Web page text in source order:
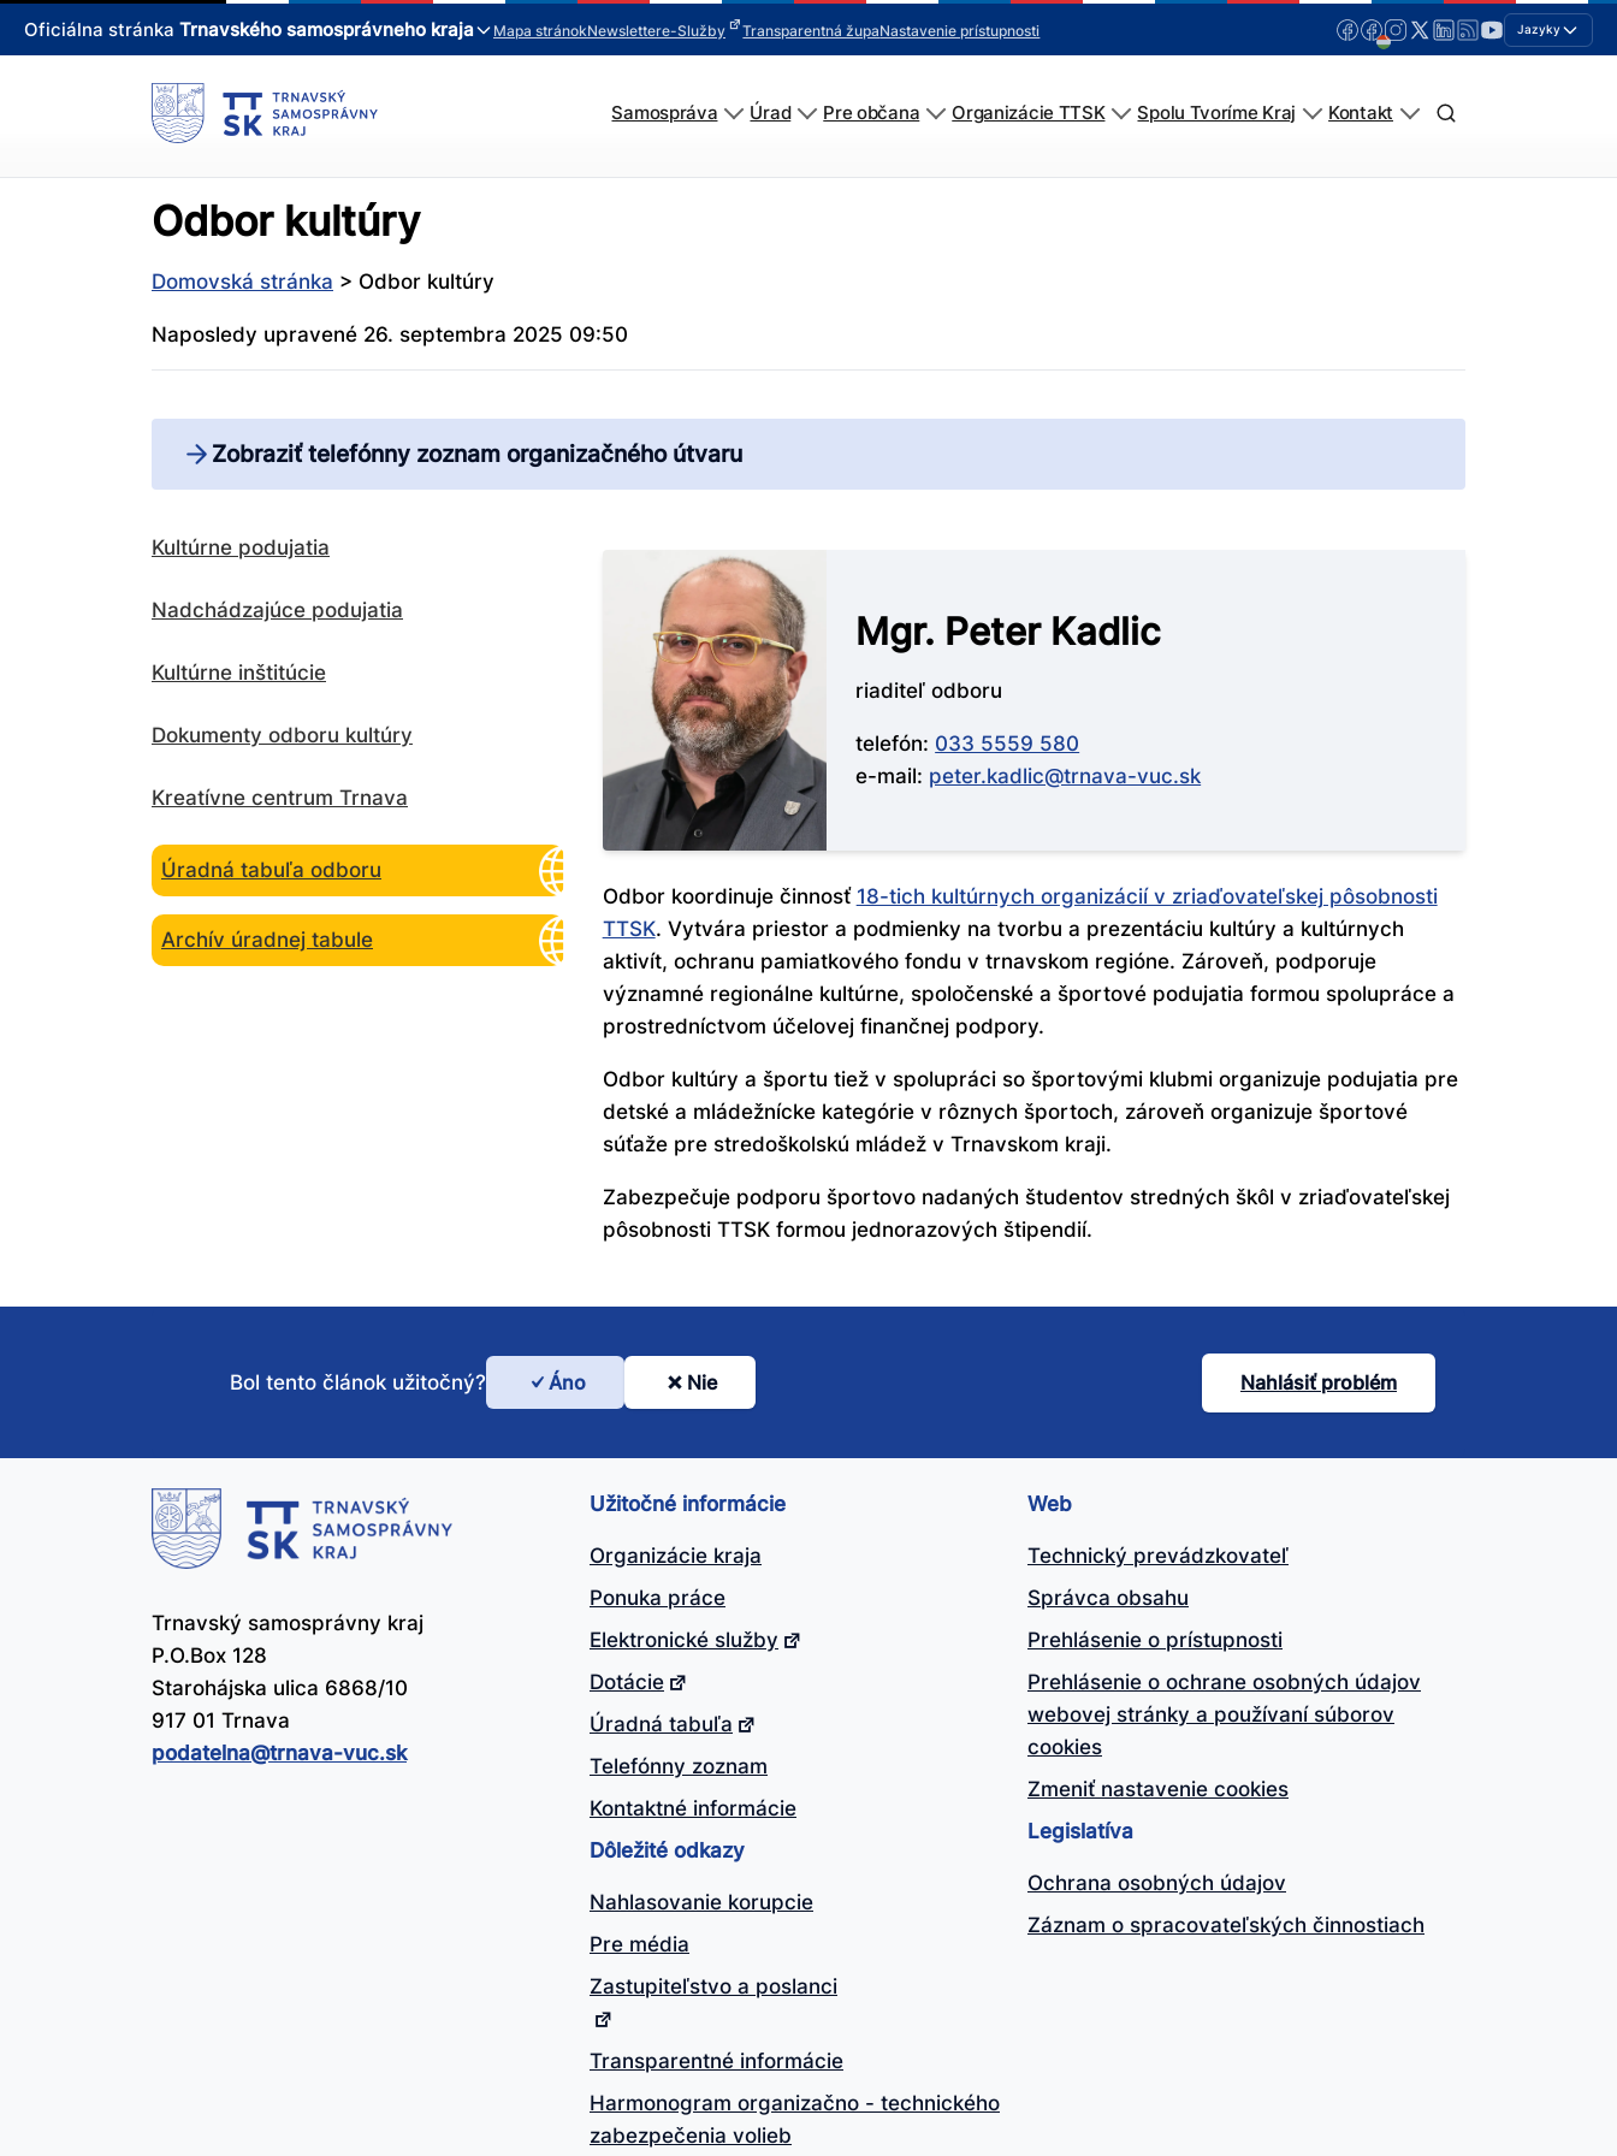
Oficiálna stránka Trnavského samosprávneho kraja Mapa stránokNewslettere-Služby Transparentná župaNastavenie prístupnosti Jazyky
Samospráva Úrad Pre občana Organizácie TTSK Spolu Tvoríme Kraj Kontakt
Odbor kultúry
Domovská stránka > Odbor kultúry
Naposledy upravené 26. septembra 2025 09:50
Zobraziť telefónny zoznam organizačného útvaru
Kultúrne podujatia
Nadchádzajúce podujatia
Kultúrne inštitúcie
Dokumenty odboru kultúry
Kreatívne centrum Trnava
Úradná tabuľa odboru
Archív úradnej tabule
Mgr. Peter Kadlic
riaditeľ odboru
telefón: 033 5559 580
e-mail: peter.kadlic@trnava-vuc.sk
Odbor koordinuje činnosť 18-tich kultúrnych organizácií v zriaďovateľskej pôsobnosti
TTSK. Vytvára priestor a podmienky na tvorbu a prezentáciu kultúry a kultúrnych
aktivít, ochranu pamiatkového fondu v trnavskom regióne. Zároveň, podporuje
významné regionálne kultúrne, spoločenské a športové podujatia formou spolupráce a
prostredníctvom účelovej finančnej podpory.
Odbor kultúry a športu tiež v spolupráci so športovými klubmi organizuje podujatia pre
detské a mládežnícke kategórie v rôznych športoch, zároveň organizuje športové
súťaže pre stredoškolskú mládež v Trnavskom kraji.
Zabezpečuje podporu športovo nadaných študentov stredných škôl v zriaďovateľskej
pôsobnosti TTSK formou jednorazových štipendií.
Bol
tento
článok
užitočný?
Bol tento článok užitočný? Áno Nie Nahlásiť problém
Trnavský samosprávny kraj
P.O.Box 128
Starohájska ulica 6868/10
917 01 Trnava
podatelna@​trnava-vuc.sk
Užitočné informácie
Organizácie kraja
Ponuka práce
Elektronické služby
Dotácie
Úradná tabuľa
Telefónny zoznam
Kontaktné informácie
Dôležité odkazy
Nahlasovanie korupcie
Pre média
Zastupiteľstvo a poslanci
Transparentné informácie
Harmonogram organizačno - technického
zabezpečenia volieb
Web
Technický prevádzkovateľ
Správca obsahu
Prehlásenie o prístupnosti
Prehlásenie o ochrane osobných údajov
webovej stránky a používaní súborov
cookies
Zmeniť nastavenie cookies
Legislatíva
Ochrana osobných údajov
Záznam o spracovateľských činnostiach